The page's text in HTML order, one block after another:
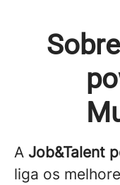
A Job&Talent
liga os